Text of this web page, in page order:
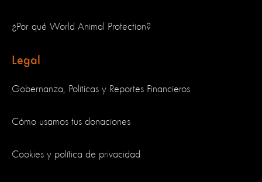
¿Por qué World Animal Protection?
Legal
Gobernanza, Políticas y Reportes Financieros
Cómo usamos tus donaciones
Cookies y política de privacidad